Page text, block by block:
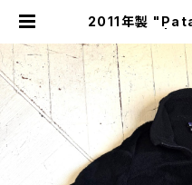
2011年製